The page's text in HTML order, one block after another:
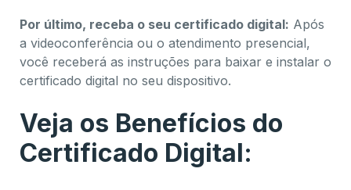
Por último, receba o seu certificado digital: Após
a videoconferência ou o atendimento presencial,
você receberá as instruções para baixar e instalar o
certificado digital no seu dispositivo.
Veja os Benefícios do
Certificado Digital: